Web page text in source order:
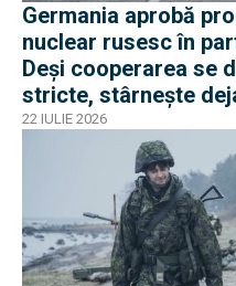
Germania aprobă
nuclear rusesc în
Deși cooperarea se
stricte, stârnește
22 IULIE 2026